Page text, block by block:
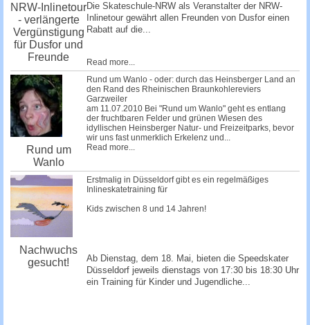
NRW-Inlinetour
- verlängerte
Vergünstigung
für Dusfor und
Freunde
Die Skateschule-NRW als Veranstalter der NRW-
Inlinetour gewährt allen Freunden von Dusfor einen
Rabatt auf die...
Read more...
Rund um
Wanlo
Rund um Wanlo - oder: durch das Heinsberger Land an
den Rand des Rheinischen Braunkohlereviers
Garzweiler
am 11.07.2010 Bei "Rund um Wanlo" geht es entlang
der fruchtbaren Felder und grünen Wiesen des
idyllischen Heinsberger Natur- und Freizeitparks, bevor
wir uns fast unmerklich Erkelenz und...
Read more...
Nachwuchs
gesucht!
Erstmalig in Düsseldorf gibt es ein regelmäßiges
Inlineskatetraining für
Kids zwischen 8 und 14 Jahren!
Ab Dienstag, dem 18. Mai, bieten die Speedskater
Düsseldorf jeweils dienstags von 17:30 bis 18:30 Uhr
ein Training für Kinder und Jugendliche...